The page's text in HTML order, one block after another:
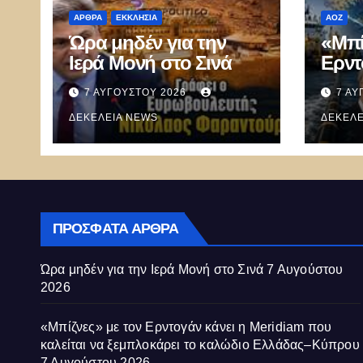
ΑΡΘΡΑ ΕΚΚΛΗΣΊΑ
Ώρα μηδέν για την
Ιερά Μονή στο Σινά
7 ΑΥΓΟΎΣΤΟΥ 2026
ΔΕΚΈΛΕΙΑ NEWS
ΑΟΖ
7
ΠΡΌΣΦΑΤΑ ΆΡΘΡΑ
Ώρα μηδέν για την Ιερά Μονή στο Σινά 7 Αυγούστου
2026
«Μπίζνες» με τον Ερντογάν κάνει η Meridiam που
καλείται να ξεμπλοκάρει το καλώδιο Ελλάδας–Κύπρου